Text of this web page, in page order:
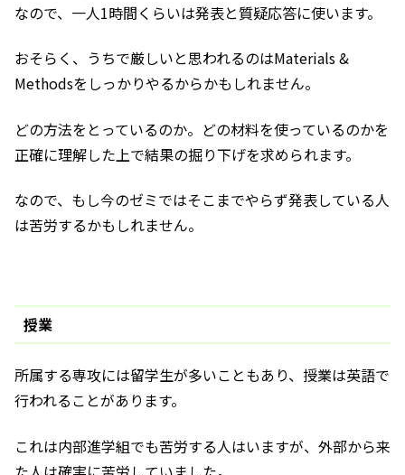
なので、一人1時間くらいは発表と質疑応答に使います。
おそらく、うちで厳しいと思われるのはMaterials &
Methodsをしっかりやるからかもしれません。
どの方法をとっているのか。どの材料を使っているのかを
正確に理解した上で結果の掘り下げを求められます。
なので、もし今のゼミではそこまでやらず発表している人
は苦労するかもしれません。
授業
所属する専攻には留学生が多いこともあり、授業は英語で
行われることがあります。
これは内部進学組でも苦労する人はいますが、外部から来